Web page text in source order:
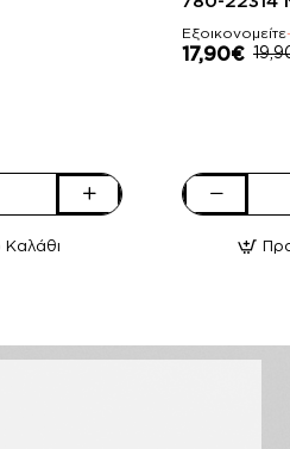
Εξοικονομείτε
17,90€
Ipanema
Σαγιονάρες